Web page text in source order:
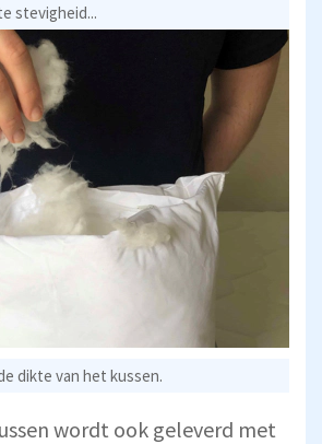
stevigheid...
dikte van het kussen.
wordt ook geleverd met